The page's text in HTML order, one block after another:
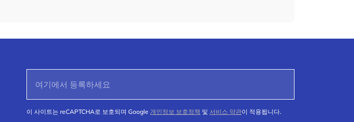
이 사이트는 reCAPTCHA로 보호되며 Google 개인정보 보호정책 및 서비스 약관이 적용됩니다.